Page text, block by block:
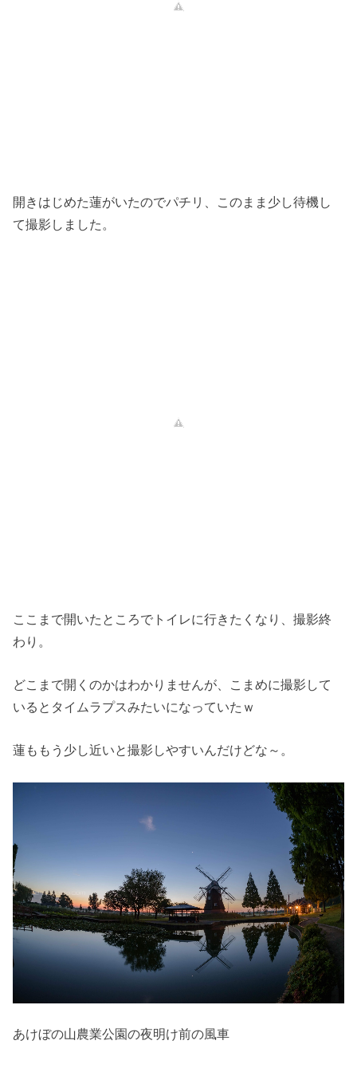
開きはじめた蓮がいたのでパチリ、このまま少し待機し
て撮影しました。
ここまで開いたところでトイレに行きたくなり、撮影終
わり。
どこまで開くのかはわかりませんが、こまめに撮影して
いるとタイムラプスみたいになっていたｗ
蓮ももう少し近いと撮影しやすいんだけどな～。
あけぼの山農業公園の夜明け前の風車